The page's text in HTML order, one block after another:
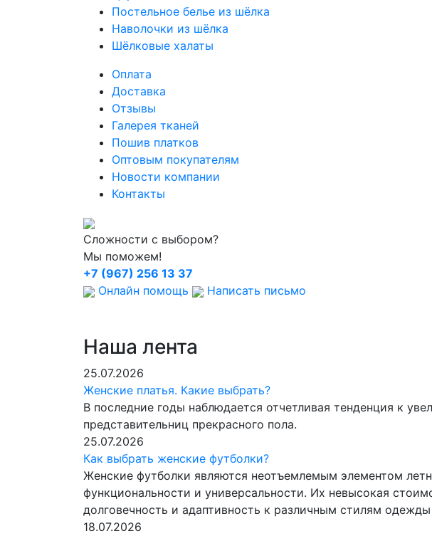
Постельное белье из шёлка
Наволочки из шёлка
Шёлковые халаты
Оплата
Доставка
Отзывы
Галерея тканей
Пошив платков
Оптовым покупателям
Новости компании
Контакты
Сложности с выбором?
Мы поможем!
+7 (967) 256 13 37
Онлайн помощь
Написать письмо
Наша лента
25.07.2026
Женские платья. Какие выбрать?
В последние годы наблюдается отчетливая тенденция к
представительниц прекрасного пола.
25.07.2026
Как выбрать женские футболки?
Женские футболки являются неотъемлемым элементом
функциональности и универсальности. Их невысокая
долговечность и адаптивность к различным стилям
18.07.2026